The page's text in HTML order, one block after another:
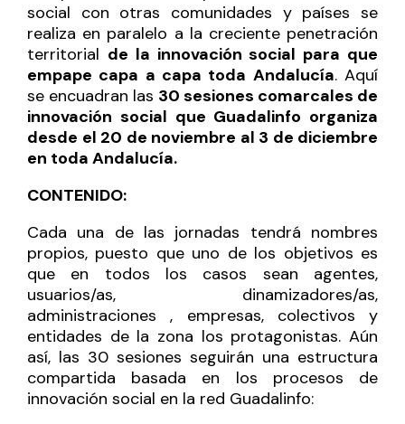
social con otras comunidades y países se
realiza en paralelo a la creciente penetración
territorial de la innovación social para que
empape capa a capa toda Andalucía. Aquí
se encuadran las 30 sesiones comarcales de
innovación social que Guadalinfo organiza
desde el 20 de noviembre al 3 de diciembre
en toda Andalucía.
CONTENIDO:
Cada una de las jornadas tendrá nombres
propios, puesto que uno de los objetivos es
que en todos los casos sean agentes,
usuarios/as, dinamizadores/as,
administraciones , empresas, colectivos y
entidades de la zona los protagonistas. Aún
así, las 30 sesiones seguirán una estructura
compartida basada en los procesos de
innovación social en la red Guadalinfo: